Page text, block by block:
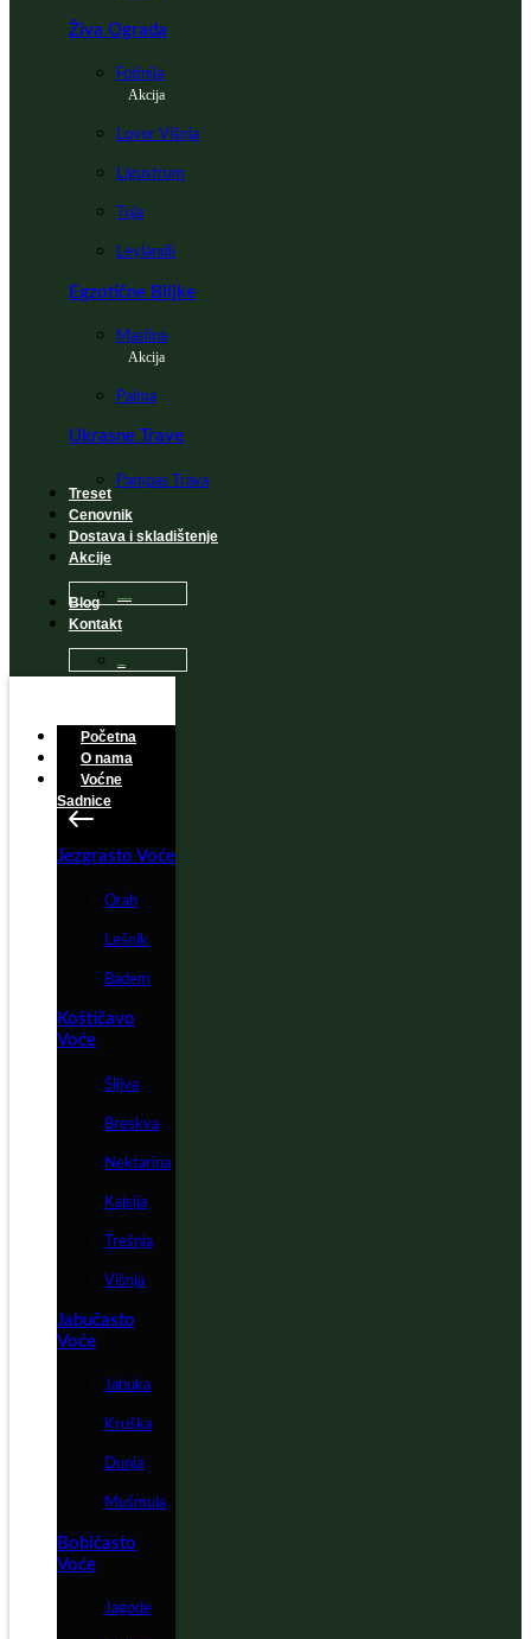
Živa Ograda
Fotinija
Akcija
Lovor Višnja
Ligustrum
Tuja
Leylandii
Egzotične Biljke
Maslina
Akcija
Palma
Ukrasne Trave
Pampas Trava
Treset
Cenovnik
Dostava i skladištenje
Akcije
Blog
Kontakt
Početna
O nama
Voćne
Sadnice
Jezgrasto Voće
Orah
Lešnik
Badem
Koštičavo
Voće
Šljiva
Breskva
Nektarina
Kajsija
Trešnja
Višnja
Jabučasto
Voće
Jabuka
Kruška
Dunja
Mušmula
Bobičasto
Voće
Jagode